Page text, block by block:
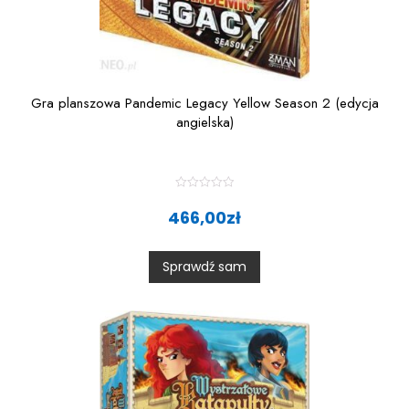
Gra planszowa Pandemic Legacy Yellow Season 2 (edycja
angielska)
t
0
o
t
5
466,00zł
Sprawdź sam